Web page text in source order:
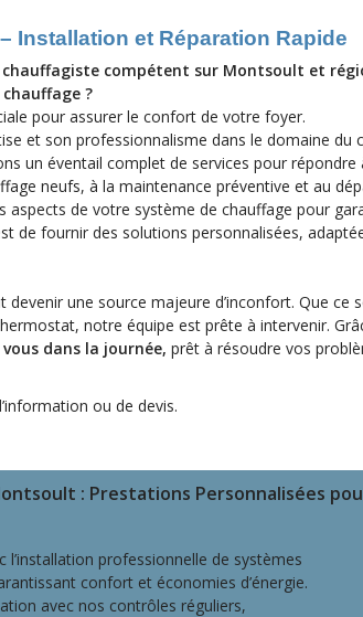
Installation et Réparation Rapide
compétent sur Montsoult et
?
pour assurer le confort de votre foyer.
et son professionnalisme dans le domaine du
un éventail complet de services pour
neufs, à la maintenance préventive et au
de votre système de chauffage pour
de fournir des solutions personnalisées,
une source majeure d’inconfort. Que ce
notre équipe est prête à intervenir.
dans la journée, prêt à résoudre vos
ou de devis.
: Prestations Personnalisées
l’installation professionnelle de systèmes
confort et économies d’énergie.
avec nos contrôles réguliers,